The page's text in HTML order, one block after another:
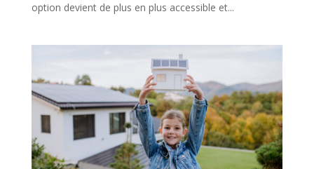
option devient de plus en plus accessible et...